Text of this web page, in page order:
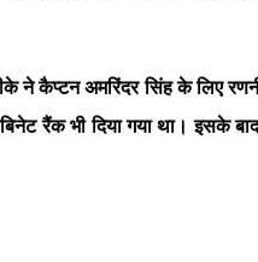
ने कैप्टन अमरिंदर सिंह के लिए
रैंक भी दिया गया था। इसके